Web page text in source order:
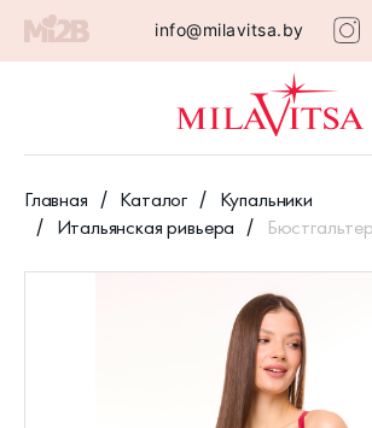
info@milavitsa.by
Главная Каталог
Купальники
Итальянская ривьера